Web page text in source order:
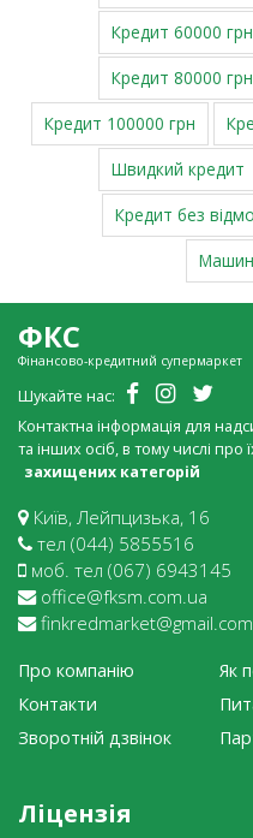
Кредит 60000 грн
Кредит 80000 грн
Кредит 100000 грн
Швидкий кредит
Кредит без
ФКС
Фінансово-кредитний супермаркет
Шукайте нас:
Контактна інформація для
та інших осіб, в тому числі
захищених категорій
Київ, Лейпцизька, 16
тел (044) 5855516
моб. тел (067) 6943145
office@fksm.com.ua
finkredmarket@gmail.com
Про компанію
Контакти
Зворотній дзвінок
Як
Ліцензія